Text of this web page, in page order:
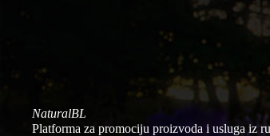
NaturalBL
Platforma za promociju proizvoda i usluga iz